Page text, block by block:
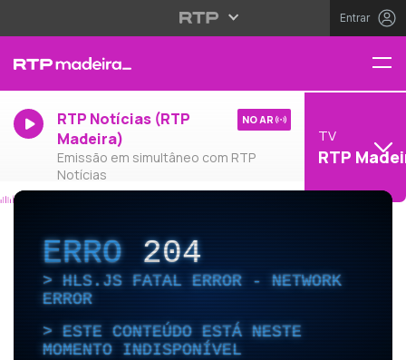
Entrar
RTP Notícias (RTP
Madeira)
Emissão em simultâneo com RTP
Notícias
NO AR
TV
RTP
ERRO204
HLS.JS FATAL ERROR - NETWORK
ERROR
ESTE CONTEÚDO ESTÁ NESTE
MOMENTO INDISPONÍVEL